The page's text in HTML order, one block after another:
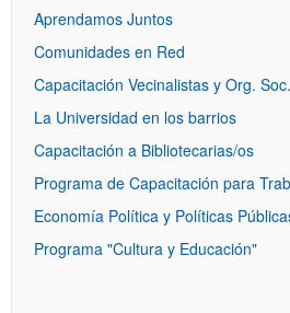
Aprendamos Juntos
Comunidades en Red
Capacitación Vecinalistas y Org. Soc.
La Universidad en los barrios
Capacitación a Bibliotecarias/os
Programa de Capacitación para
Economía Política y Políticas
Programa "Cultura y Educación"